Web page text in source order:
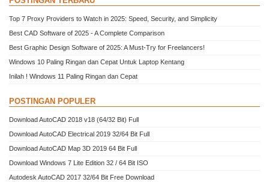
Top 7 Proxy Providers to Watch in 2025: Speed, Security, and Simplicity
Best CAD Software of 2025 - A Complete Comparison
Best Graphic Design Software of 2025: A Must-Try for Freelancers!
Windows 10 Paling Ringan dan Cepat Untuk Laptop Kentang
Inilah ! Windows 11 Paling Ringan dan Cepat
POSTINGAN POPULER
Download AutoCAD 2018 v18 (64/32 Bit) Full
Download AutoCAD Electrical 2019 32/64 Bit Full
Download AutoCAD Map 3D 2019 64 Bit Full
Download Windows 7 Lite Edition 32 / 64 Bit ISO
Autodesk AutoCAD 2017 32/64 Bit Free Download